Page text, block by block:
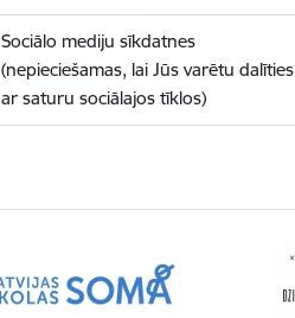
Sociālo mediju sīkdatnes
(nepieciešamas, lai Jūs varētu dalīties
ar saturu sociālajos tīklos)